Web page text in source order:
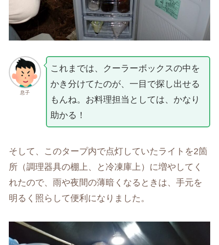
息子
これまでは、クーラーボックスの中を
かき分けてたのが、一目で探し出せる
もんね。お料理担当としては、かなり
助かる！
そして、このタープ内で点灯していたライトを2箇
所（調理器具の棚上、と冷凍庫上）に増やしてく
れたので、雨や夜間の薄暗くなるときは、手元を
明るく照らして便利になりました。